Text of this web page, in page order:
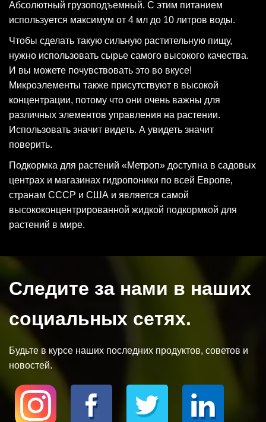
Абсолютный грузоподъемный. С этим питанием
используется максимум от 4 мл до 10 литров воды.
Чтобы сделать такую ​​сильную растительную пищу,
нужно использовать сырье самого высокого качества.
И вы можете почувствовать это во вкусе!
Микроэлементы также присутствуют в высокой
концентрации, потому что они очень важны для
различных элементов управления на растении.
Использовать значит видеть. А увидеть значит
поверить.
Подкормка для растений «Метроп» доступна в садовых
центрах и магазинах гидропоники по всей Европе,
странам СССР и США и является самой
высококонцентрированной жидкой подкормкой для
растений в мире.
Следите за нами в наших
социальных сетях.
Будьте в курсе наших последних продуктов, советов и
новостей.